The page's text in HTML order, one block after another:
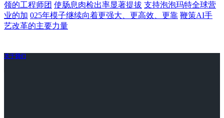
领的工程师团 使肠息肉检出率显著提拔 支持泡泡玛特全球营
业的加 025年模子继续向着更强大、更高效、更靠 鞭策AI手
艺改革的主要力量
关于我们